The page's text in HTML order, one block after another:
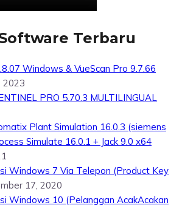
Terbaru
Windows & VueScan Pro 9.7.66
2023
PRO 5.70.3 MULTILINGUAL
Plant Simulation 16.0.3 (siemens
Simulate 16.0.1 + Jack 9.0 x64
Windows 7 Via Telepon (Product Key
17, 2020
Windows 10 (Pelanggan AcakAcakan